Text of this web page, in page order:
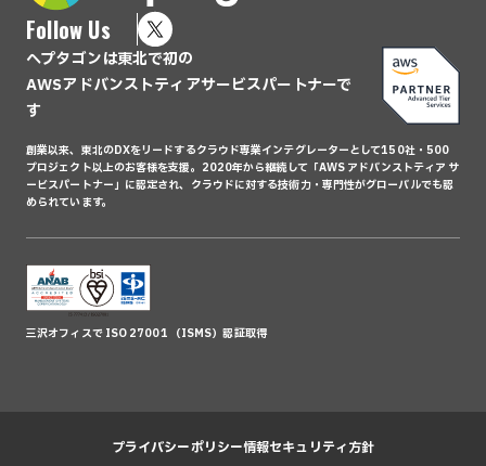
Follow Us
ヘプタゴンは東北で初の
AWSアドバンストティアサービスパートナーで
す
創業以来、東北のDXをリードするクラウド専業インテグレーターとして150社・500
プロジェクト以上のお客様を支援。2020年から継続して「AWS アドバンストティア サ
ービスパートナー」に認定され、クラウドに対する技術力・専門性がグローバルでも認
められています。
三沢オフィスで ISO 27001 （ISMS）認証取得
プライバシーポリシー情報セキュリティ方針